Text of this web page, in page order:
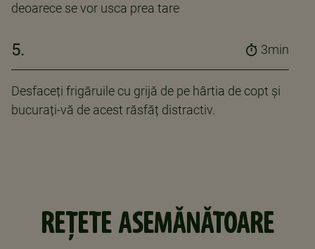
deoarece se vor usca prea tare
5. 3min
Desfaceți frigăruile cu grijă de pe hârtia de copt și
bucurați-vă de acest răsfăț distractiv.
REȚETE ASEMĂNĂTOARE